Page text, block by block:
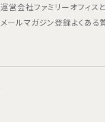
運営会社ファミリーオフィス
メールマガジン登録よくある